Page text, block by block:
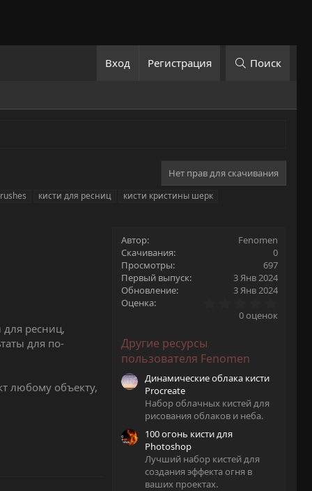
Вход Регистрация Поиск
Нет прав для скачивания
кисти для ресниц
кисти кристины шерк
для ресниц,
для по-
любому объекту,
Автор
Fenomen
Скачивания
0
Просмотры
697
Первый выпуск
3 Янв 2024
Обновление
3 Янв 2024
Оценка
0
0 оценок
Другие ресурсы
пользователя Fenomen
Динамические облака кисти
Procreate
Набор облачных кистей для
рисования облаков и неба.
100 огонь кисти для
Photoshop
Лучший набор кистей для
создания эффекта огня в
ваших проектах.